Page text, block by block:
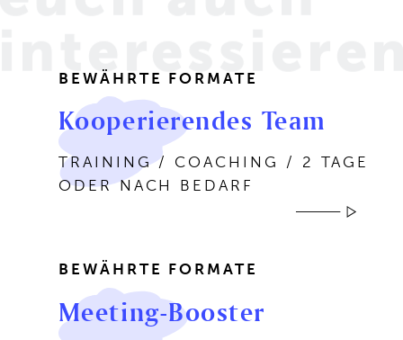
BEWÄHRTE FORMATE
Kooperierendes Team
TRAINING / COACHING / 2 TAGE
ODER NACH BEDARF
BEWÄHRTE FORMATE
Meeting-Booster